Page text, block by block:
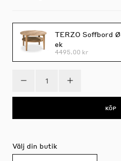
TERZO Soffbord
ek
4495.00 kr
KÖP
Välj din butik